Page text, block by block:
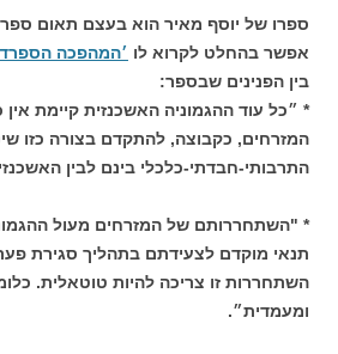
ספרו של יוסף מאיר הוא בעצם תאום
אפשר בהחלט לקרוא לו ׳המהפכה
בין הפנינים שבספר:
* ״כל עוד ההגמוניה האשכנזית קיימת אין
המזרחים, כקבוצה, להתקדם בצורה כזו
התרבותי-חבדתי-כלכלי בינם לבין
* "השתחררותם של המזרחים מעול
תנאי מוקדם לצעידתם בתהליך סגירת
השתחררות זו צריכה להיות טוטאלית.
ומעמדית״.